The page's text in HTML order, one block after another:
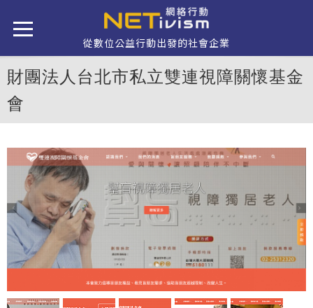
從數位公益行動出發的社會企業
財團法人台北市私立雙連視障關懷基金
會